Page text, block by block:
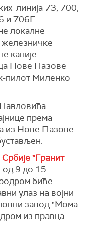
линија 73, 700,
и 706Е.
локалне
капије
Нове Пазове
пилот Миленко
према
из Нове Пазове
"Гранит
од 9 до 15
биће
улаз на војни
завод "Мома
из правца